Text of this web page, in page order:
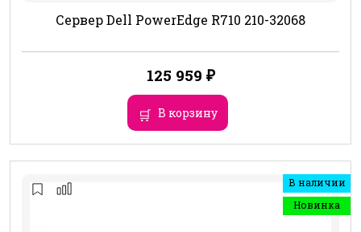
Сервер Dell PowerEdge R710 210-32068
125 959 ₽
В корзину
В наличии
Новинка